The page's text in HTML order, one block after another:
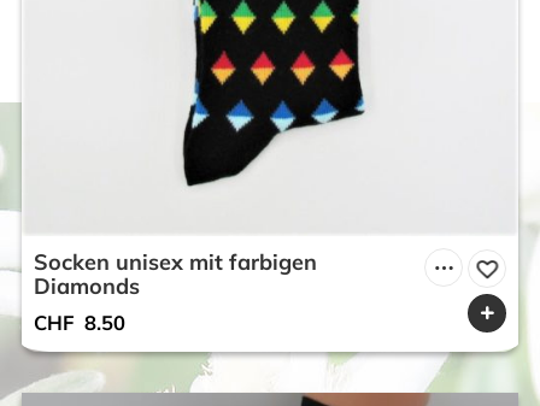
Socken unisex mit farbigen
Diamonds
CHF 8.50